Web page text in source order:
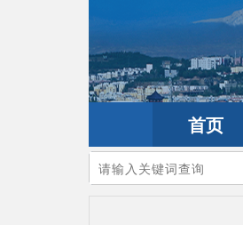
首页
您的当前位置：首页>要闻动态